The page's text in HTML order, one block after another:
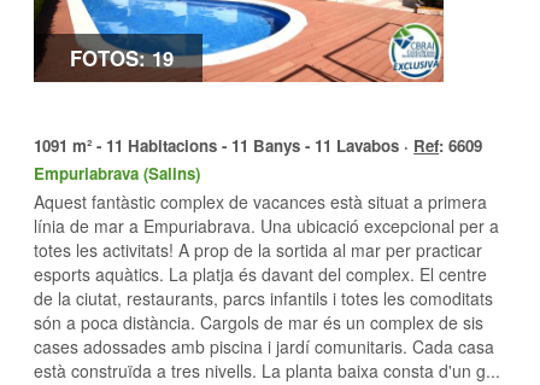
FOTOS: 19
1091 m² - 11 Habitacions - 11 Banys - 11 Lavabos · Ref: 6609
Empuriabrava (Salins)
Aquest fantàstic complex de vacances està situat a primera
línia de mar a Empuriabrava. Una ubicació excepcional per a
totes les activitats! A prop de la sortida al mar per practicar
esports aquàtics. La platja és davant del complex. El centre
de la ciutat, restaurants, parcs infantils i totes les comoditats
són a poca distància. Cargols de mar és un complex de sis
cases adossades amb piscina i jardí comunitaris. Cada casa
està construïda a tres nivells. La planta baixa consta d'un g...